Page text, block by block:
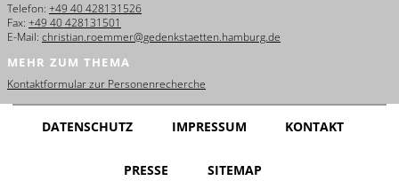
Français
Dansk
Español
Nederlands
Telefon: +49 40 428131526
Fax: +49 40 428131501
E-Mail: christian.roemmer@gedenkstaetten.hamburg.de
MEHR ZUM THEMA
Kontaktformular zur Personenrecherche
DATENSCHUTZ IMPRESSUM KONTAKT
PRESSE SITEMAP